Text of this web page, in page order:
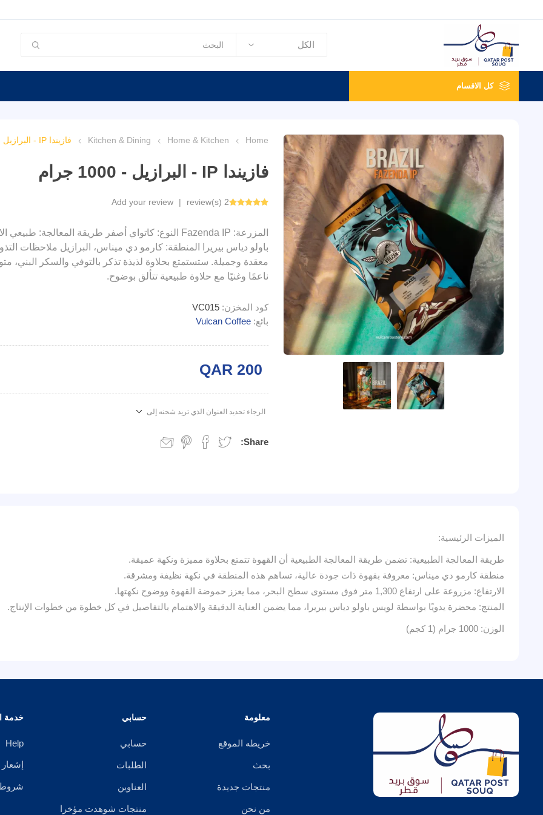
كل الاقسام
Home
Home & Kitchen
Kitchen & Dining فازيندا IP - البرازيل - 1000 جرام
فازيندا IP - البرازيل - 1000 جرام
2 review(s)
|
Add your review
معقدة وجميلة. ستستمتع بحلاوة لذيذة تذكر بالتوفي والسكر البني،
ناعمًا وغنيًا مع حلاوة طبيعية تتألق بوضوح.
كود المخزن: VC015
بائع: Vulcan Coffee
QAR 200
الرجاء تحديد العنوان الذي تريد شحنه إلى
Share:
الميزات الرئيسية:
طريقة المعالجة الطبيعية: تضمن طريقة المعالجة الطبيعية أن القهوة تتمتع بحلاوة مميزة ونكهة عميقة.
منطقة كارمو دي ميناس: معروفة بقهوة ذات جودة عالية، تساهم هذه المنطقة في نكهة نظيفة ومشرقة.
الارتفاع: مزروعة على ارتفاع 1,300 متر فوق مستوى سطح البحر، مما يعزز حموضة القهوة ووضوح نكهتها.
المنتج: محضرة يدويًا بواسطة لويس باولو دياس بيريرا، مما يضمن العناية الدقيقة والاهتمام بالتفاصيل في كل خطوة من خطوات الإنتاج.
الوزن: 1000 جرام (1 كجم)
معلومة
خريطه الموقع
بحث
منتجات جديدة
من نحن
حسابي
حسابي
الطلبات
العناوين
منتجات شوهدت مؤخرا
خدمة
Help
شروط